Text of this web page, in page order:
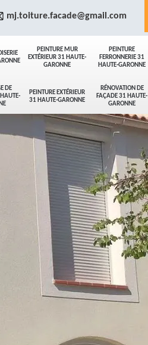
PEINTURE MUR
EXTÉRIEUR 31 HAUTE-
GARONNE
PEINTURE
FERRONNERIE 31
HAUTE-GARONNE
DE
PEINTURE EXTÉRIEUR
31 HAUTE-GARONNE
RÉNOVATION DE
FAÇADE 31 HAUTE-
GARONNE
mj.toiture.facade@gmail.com